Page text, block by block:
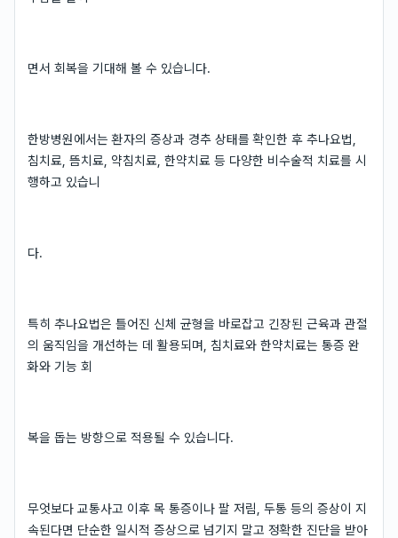
면서 회복을 기대해 볼 수 있습니다.
한방병원에서는 환자의 증상과 경추 상태를 확인한 후 추나요법,
침치료, 뜸치료, 약침치료, 한약치료 등 다양한 비수술적 치료를 시
행하고 있습니
다.
특히 추나요법은 틀어진 신체 균형을 바로잡고 긴장된 근육과 관절
의 움직임을 개선하는 데 활용되며, 침치료와 한약치료는 통증 완
화와 기능 회
복을 돕는 방향으로 적용될 수 있습니다.
무엇보다 교통사고 이후 목 통증이나 팔 저림, 두통 등의 증상이 지
속된다면 단순한 일시적 증상으로 넘기지 말고 정확한 진단을 받아